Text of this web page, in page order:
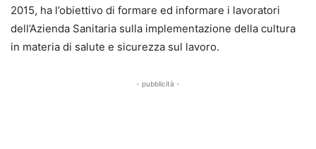
2015, ha l’obiettivo di formare ed informare i lavoratori
dell’Azienda Sanitaria sulla implementazione della cultura
in materia di salute e sicurezza sul lavoro.
- pubblicità -